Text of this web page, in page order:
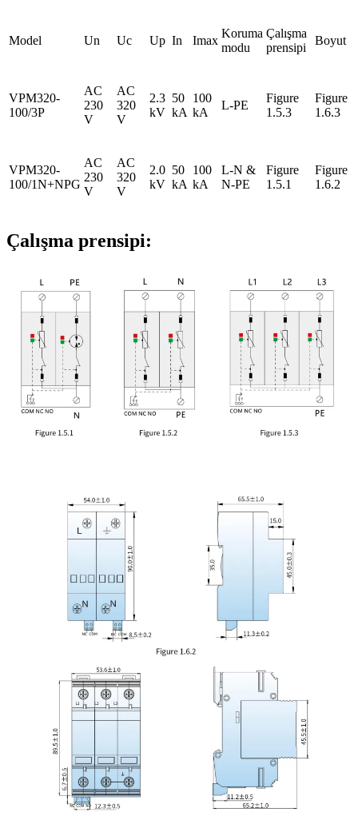
Model Un Uc Up In Imax
Koruma
modu
Çalışma
prensipi
Boyut
VPM320-
100/3P
AC
230
V
AC
320
V
2.3
kV
50
kA
100
kA
L-PE
Figure
1.5.3
Figure
1.6.3
VPM320-
100/1N+NPG
AC
230
V
AC
320
V
2.0
kV
50
kA
100
kA
L-N &
N-PE
Figure
1.5.1
Figure
1.6.2
Çalışma prensipi: